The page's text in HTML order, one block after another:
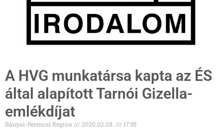
A HVG munkatársa kapta az ÉS
által alapított Tarnói Gizella-
emlékdíjat
Bányai-Ferenczi Regina 2020.02.28. 17:55